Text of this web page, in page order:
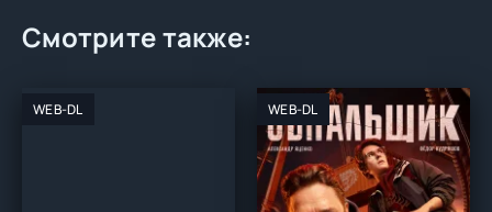
Смотрите также:
WEB-DL WEB-DL